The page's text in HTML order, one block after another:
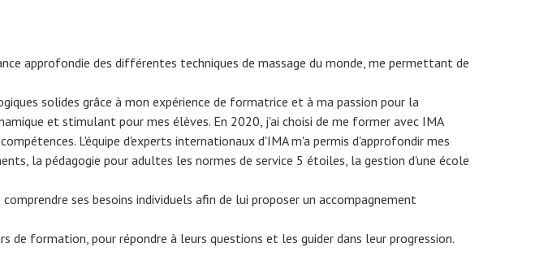
approfondie des différentes techniques de massage du monde, me permettant de
solides grâce à mon expérience de formatrice et à ma passion pour la
et stimulant pour mes élèves. En 2020, j'ai choisi de me former avec IMA
L'équipe d'experts internationaux d'IMA m'a permis d'approfondir mes
la pédagogie pour adultes les normes de service 5 étoiles, la gestion d'une école
ses besoins individuels afin de lui proposer un accompagnement
de formation, pour répondre à leurs questions et les guider dans leur progression.